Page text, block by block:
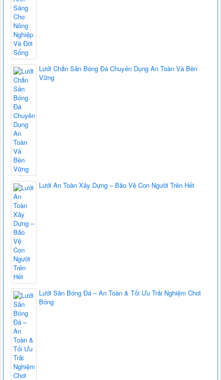
Lưới Chắn Sân Bóng Đá Chuyên Dụng An Toàn Và Bền
Vững
Lưới An Toàn Xây Dựng – Bảo Vệ Con Người Trên Hết
Lưới Sân Bóng Đá – An Toàn & Tối Ưu Trải Nghiệm Chơi
Bóng